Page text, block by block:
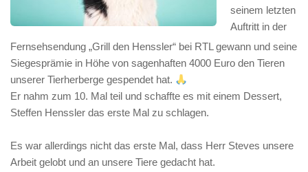
seinem letzten
Auftritt in der
Fernsehsendung „Grill den Henssler“ bei RTL gewann und seine
Siegesprämie in Höhe von sagenhaften 4000 Euro den Tieren
unserer Tierherberge gespendet hat.
Er nahm zum 10. Mal teil und schaffte es mit einem Dessert,
Steffen Henssler das erste Mal zu schlagen.
Es war allerdings nicht das erste Mal, dass Herr Steves unsere
Arbeit gelobt und an unsere Tiere gedacht hat.